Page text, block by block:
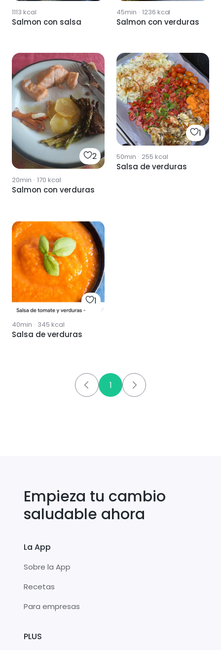
1113 kcal
Salmon con salsa
45min · 1236 kcal
Salmon con verduras
2
20min · 170 kcal
Salmon con verduras
1
50min · 255 kcal
Salsa de verduras
1
40min · 345 kcal
Salsa de verduras
1
Empieza tu cambio
saludable ahora
La App
Sobre la App
Recetas
Para empresas
PLUS